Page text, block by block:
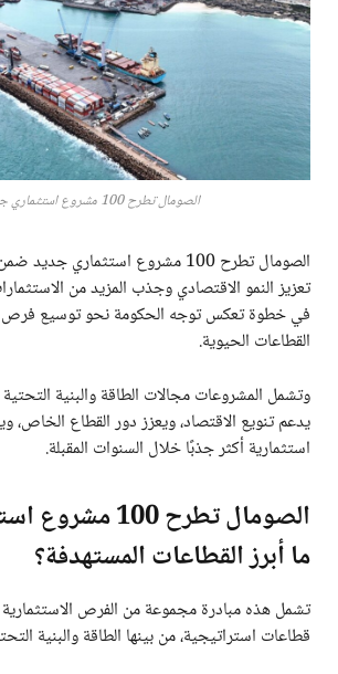
الصومال تطرح 100 مشروع استثماري جديد
الصومال تطرح 100 مشروع استثماري
تعزيز النمو الاقتصادي وجذب المزيد من
في خطوة تعكس توجه الحكومة نحو توسيع فرص
القطاعات الحيوية.
وتشمل المشروعات مجالات الطاقة والبنية التحتية
يدعم تنويع الاقتصاد، ويعزز دور القطاع
استثمارية أكثر جذبًا خلال السنوات المقبلة.
الصومال تطرح
ما أبرز القطاعات المستهدفة؟
تشمل هذه مبادرة مجموعة من الفرص
قطاعات استراتيجية، من بينها الطاقة والبنية